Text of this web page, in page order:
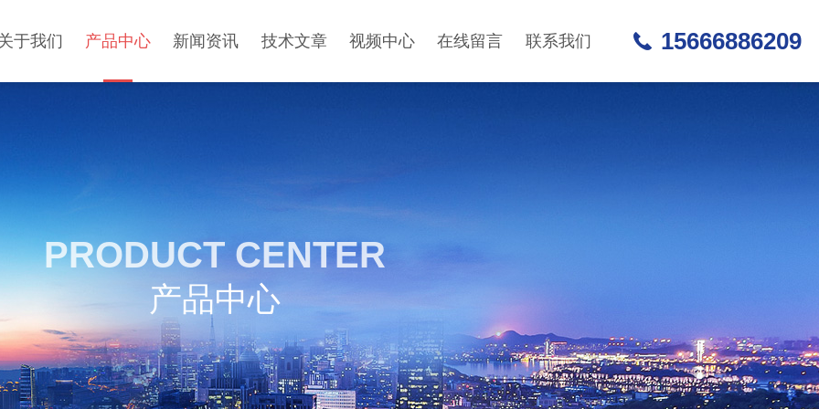
于我们 产品中心 新闻资讯 技术文章 视频中心 在线留言 联系我们 15666886209
PRODUCT CENTER
产品中心